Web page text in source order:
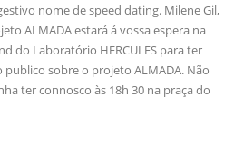
nome de speed dating. Milene Gil,
ALMADA estará á vossa espera na
do Laboratório HERCULES para ter
sobre o projeto ALMADA. Não
ter connosco às 18h 30 na praça do